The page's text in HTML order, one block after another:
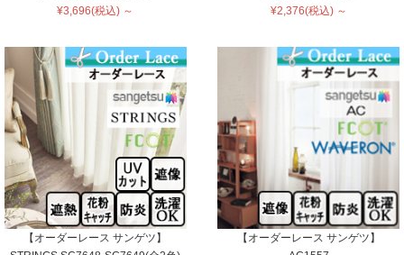
¥3,696(税込) ～
¥2,376(税込) ～
【オーダーレース サンゲツ】
【オーダーレース サンゲツ】